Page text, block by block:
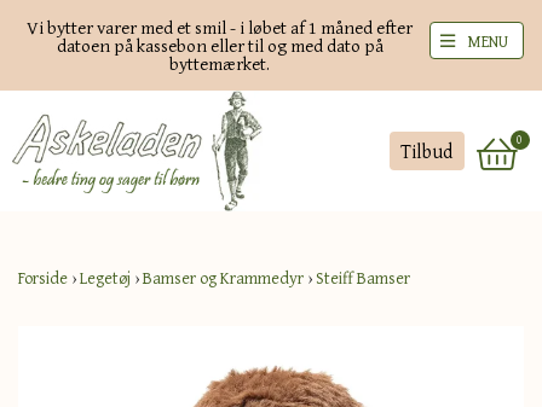
Vi bytter varer med et smil - i løbet af 1 måned efter
datoen på kassebon eller til og med dato på
byttemærket.
Tilbud 0
MENU
Forside ›Legetøj ›Bamser og Krammedyr ›Steiff Bamser